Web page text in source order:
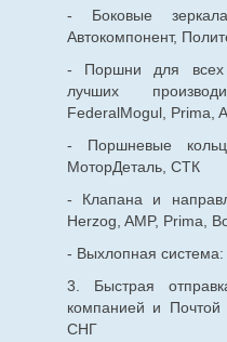
- Боковые
Автокомпонент,
- Поршни для всех
лучших
FederalMogul, Prima,
- Поршневые
МоторДеталь, СТК
- Клапана и
Herzog, AMP, Prima,
- Выхлопная
3. Быстрая
компанией и
СНГ